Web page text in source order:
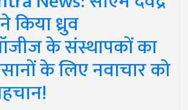
ध्रुव
के संस्थापकों का
के लिए नवाचार को